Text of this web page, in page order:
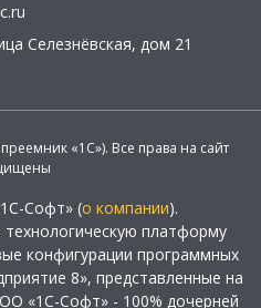
Селезнёвская, дом 21
«1С»). Все права на сайт
Софт» (о компании).
платформу
конфигурации программных
8», представленные на
«1С-Софт» - 100% дочерней